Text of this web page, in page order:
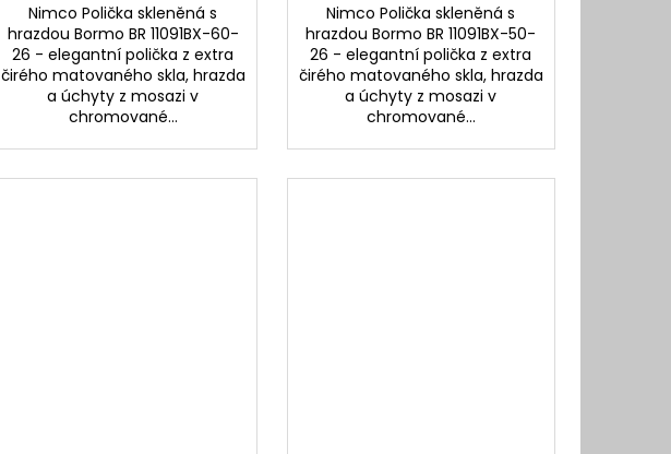
Nimco Polička skleněná s
hrazdou Bormo BR 11091BX-60-
26 - elegantní polička z extra
čirého matovaného skla, hrazda
a úchyty z mosazi v
chromované...
Nimco Polička skleněná s
hrazdou Bormo BR 11091BX-50-
26 - elegantní polička z extra
čirého matovaného skla, hrazda
a úchyty z mosazi v
chromované...